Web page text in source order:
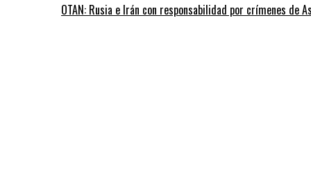
OTAN: Rusia e Irán con responsabilidad por crímenes de